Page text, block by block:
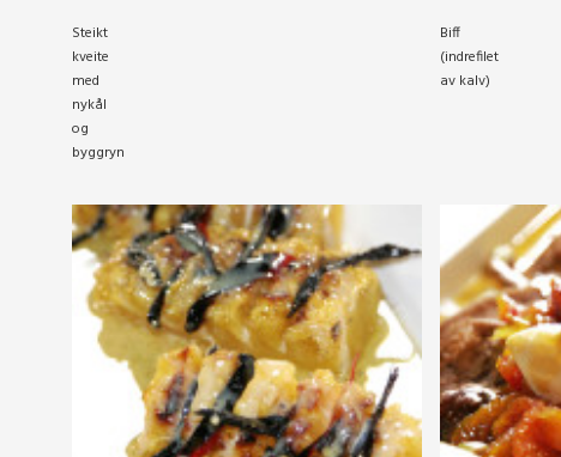
Steikt
kveite
med
nykål
og
byggryn
Biff
(indrefilet
av kalv)